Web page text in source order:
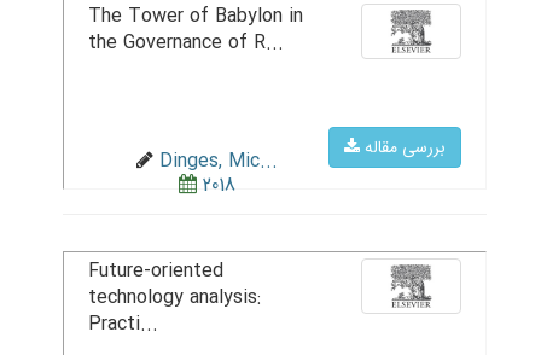
بررسی مقاله
The Tower of Babylon in
the Governance of R...
Dinges, Mic...
2018
Future-oriented
technology analysis:
Practi...